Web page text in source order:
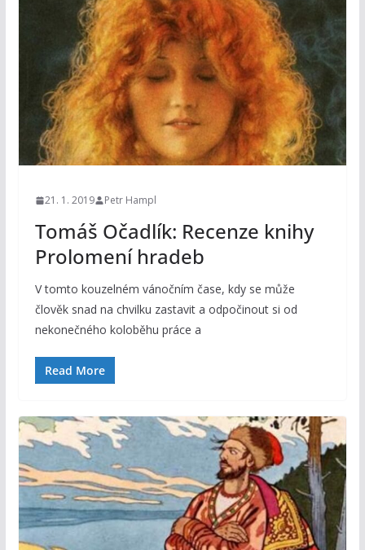
21. 1. 2019 Petr Hampl
Tomáš Očadlík: Recenze knihy
Prolomení hradeb
V tomto kouzelném vánočním čase, kdy se může
člověk snad na chvilku zastavit a odpočinout si od
nekonečného koloběhu práce a
Read More